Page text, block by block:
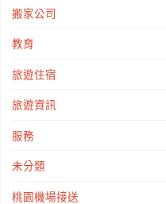
搬家公司
教育
旅遊住宿
旅遊資訊
服務
未分類
桃園機場接送